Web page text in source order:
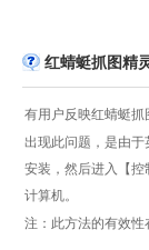
红蜻蜓抓图精
有用户反映红蜻蜓抓
出现此问题，是由
安装，然后进入【控
计算机。
注：此方法的有效